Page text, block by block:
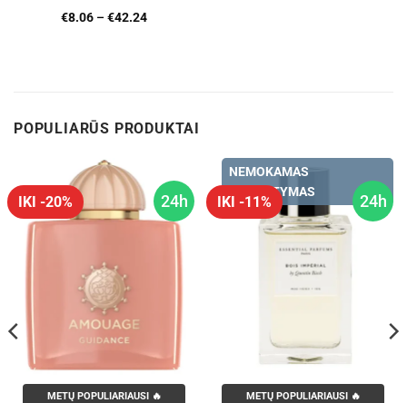
Įvertinimas:
€8.06 – €42.24Price
POPULIARŪS PRODUKTAI
24h
IKI -20%
METŲ POPULIARIAUSI 🔥
24h
IKI -11%
NEMOKAMAS
PRISTATYMAS
METŲ POPULIARIAUSI 🔥